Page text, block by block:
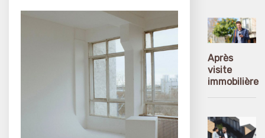
Après
visite
immobilière